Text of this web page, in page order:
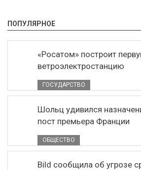
ПОПУЛЯРНОЕ
«Росатом» построит
ветроэлектростанцию
ГОСУДАРСТВО
Шольц удивился
пост премьера Франции
ОБЩЕСТВО
Bild сообщила об угрозе